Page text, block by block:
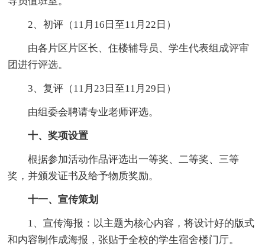
2、初评（11月16日至11月22日）
由各片区片区长、住楼辅导员、学生代表组成评审
团进行评选。
3、复评（11月23日至11月29日）
由组委会聘请专业老师评选。
十、奖项设置
根据参加活动作品评选出一等奖、二等奖、三等
奖，并颁发证书及给予物质奖励。
十一、宣传策划
1、宣传海报：以主题为核心内容，将设计好的版式
和内容制作成海报，张贴于全校的学生宿舍楼门厅。